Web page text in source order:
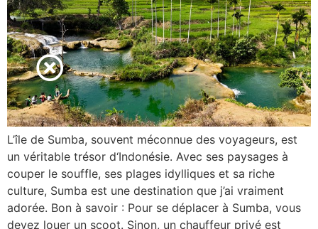
L’île de Sumba, souvent méconnue des voyageurs, est
un véritable trésor d‘Indonésie. Avec ses paysages à
couper le souffle, ses plages idylliques et sa riche
culture, Sumba est une destination que j’ai vraiment
adorée. Bon à savoir : Pour se déplacer à Sumba, vous
devez louer un scoot. Sinon, un chauffeur privé est